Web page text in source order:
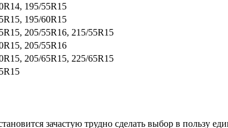
195/55R15
195/60R15
205/55R16, 215/55R15
205/55R16
205/65R15, 225/65R15
зачастую трудно сделать выбор в пользу